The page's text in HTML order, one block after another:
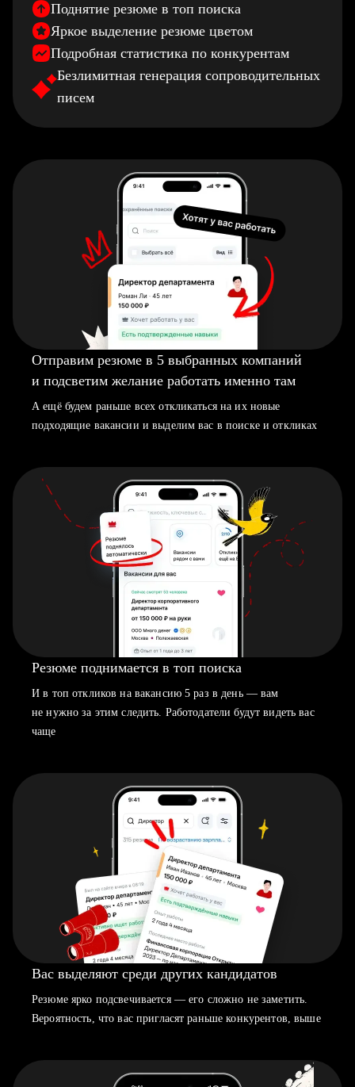
Поднятие резюме в топ поиска
Яркое выделение резюме цветом
Подробная статистика по конкурентам
Безлимитная генерация сопроводительных
писем
Отправим резюме в 5 выбранных компаний
и подсветим желание работать именно там
А ещё будем раньше всех откликаться на их новые
подходящие вакансии и выделим вас в поиске и откликах
Резюме поднимается в топ поиска
И в топ откликов на вакансию 5 раз в день — вам
не нужно за этим следить. Работодатели будут видеть вас
чаще
Вас выделяют среди других кандидатов
Резюме ярко подсвечивается — его сложно не заметить.
Вероятность, что вас пригласят раньше конкурентов, выше